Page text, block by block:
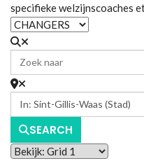
specifieke welzijnscoaches
SEARCH